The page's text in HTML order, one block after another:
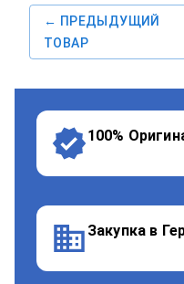
← ПРЕДЫДУЩИЙ
ТОВАР
100%
Закупка в